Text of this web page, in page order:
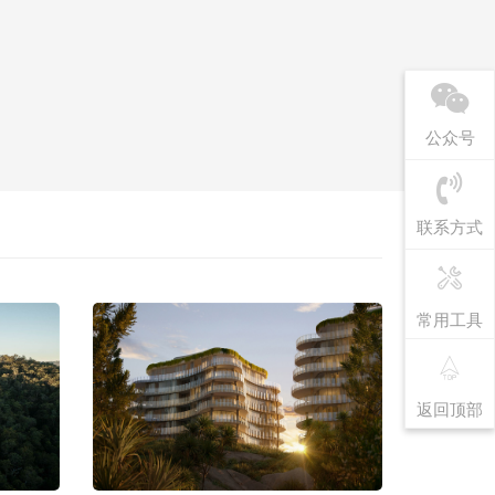
公众号
联系方式
常用工具
返回顶部